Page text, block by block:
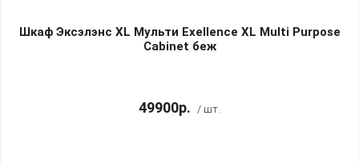
Шкаф Эксэлэнс XL Мульти Exellence XL Multi Purpose
Cabinet беж
49900р. / шт.